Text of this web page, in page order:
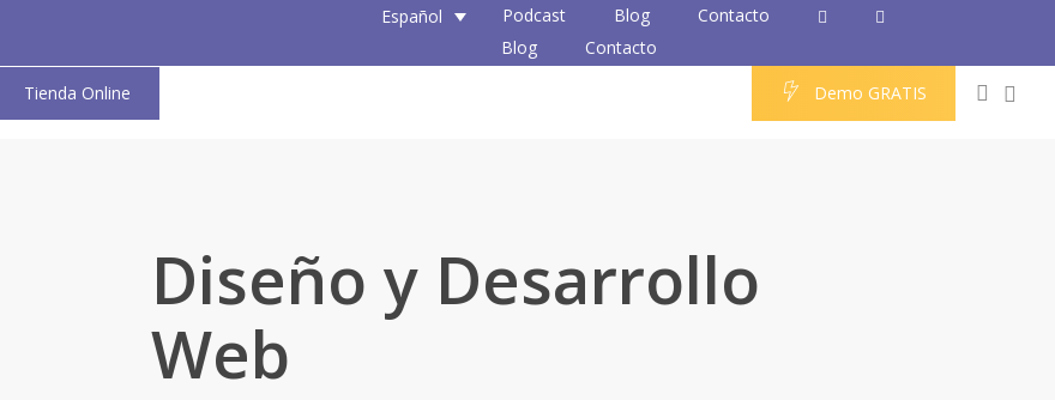
Español Podcast Blog
Contacto
Blog
Contacto
Tienda Online Demo GRATIS
Diseño y Desarrollo
Web